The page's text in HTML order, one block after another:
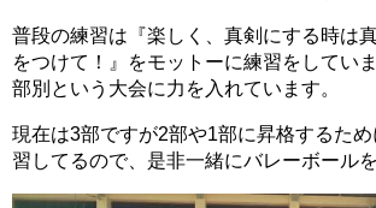
普段の練習は『楽しく、真剣にする時は
をつけて！』をモットーに練習をしてい
部別という大会に力を入れています。
現在は3部ですが2部や1部に昇格するた
習してるので、是非一緒にバレーボール